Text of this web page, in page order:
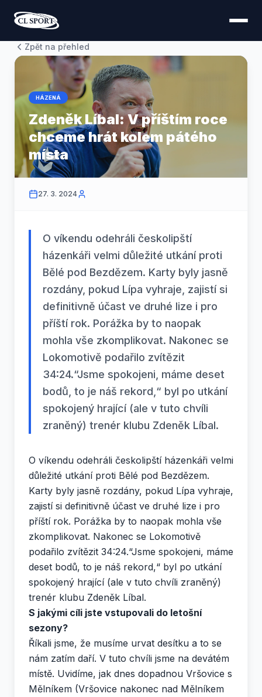
Zpět na přehled
HÁZENÁ
Zdeněk Líbal: V příštím roce
chceme hrát kolem pátého
místa
27. 3. 2024
O víkendu odehráli českolipští
házenkáři velmi důležité utkání proti
Bělé pod Bezdězem. Karty byly jasně
rozdány, pokud Lípa vyhraje, zajistí si
definitivně účast ve druhé lize i pro
příští rok. Porážka by to naopak
mohla vše zkomplikovat. Nakonec se
Lokomotivě podařilo zvítězit
34:24.“Jsme spokojeni, máme deset
bodů, to je náš rekord,“ byl po utkání
spokojený hrající (ale v tuto chvíli
zraněný) trenér klubu Zdeněk Líbal.
O víkendu odehráli českolipští házenkáři velmi
důležité utkání proti Bělé pod Bezdězem.
Karty byly jasně rozdány, pokud Lípa vyhraje,
zajistí si definitivně účast ve druhé lize i pro
příští rok. Porážka by to naopak mohla vše
zkomplikovat. Nakonec se Lokomotivě
podařilo zvítězit 34:24.“Jsme spokojeni, máme
deset bodů, to je náš rekord,“ byl po utkání
spokojený hrající (ale v tuto chvíli zraněný)
trenér klubu Zdeněk Líbal.
S jakými cíli jste vstupovali do letošní
sezony?
Říkali jsme, že musíme urvat desítku a to se
nám zatím daří. V tuto chvíli jsme na devátém
místě. Uvidíme, jak dnes dopadnou Vršovice s
Mělníkem (Vršovice nakonec nad Mělníkem